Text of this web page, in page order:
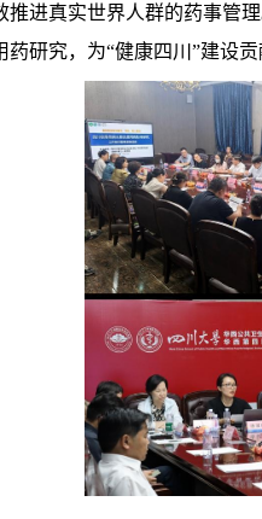
进真实世界人群的药事管
研究，为“健康四川”建设贡